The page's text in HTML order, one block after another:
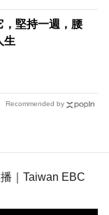
，堅持一週，腰
生
Recommended by
｜Taiwan EBC